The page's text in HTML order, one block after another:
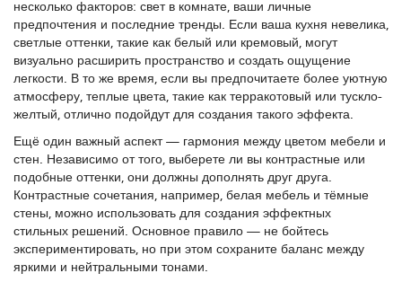
несколько факторов: свет в комнате, ваши личные
предпочтения и последние тренды. Если ваша кухня невелика,
светлые оттенки, такие как белый или кремовый, могут
визуально расширить пространство и создать ощущение
легкости. В то же время, если вы предпочитаете более уютную
атмосферу, теплые цвета, такие как терракотовый или тускло-
желтый, отлично подойдут для создания такого эффекта.
Ещё один важный аспект — гармония между цветом мебели и
стен. Независимо от того, выберете ли вы контрастные или
подобные оттенки, они должны дополнять друг друга.
Контрастные сочетания, например, белая мебель и тёмные
стены, можно использовать для создания эффектных
стильных решений. Основное правило — не бойтесь
экспериментировать, но при этом сохраните баланс между
яркими и нейтральными тонами.